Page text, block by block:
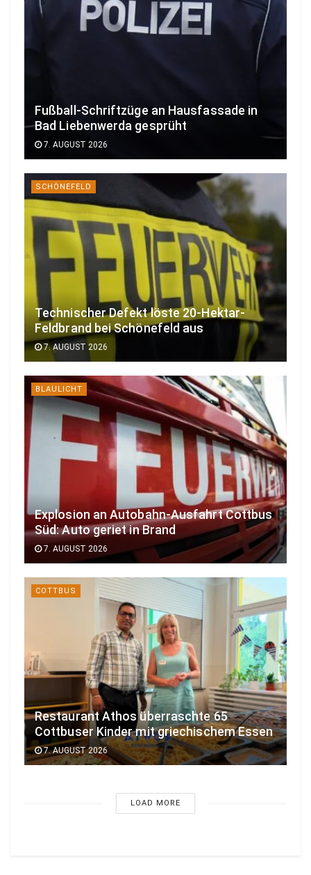
Fußball-Schriftzüge an Hausfassade in
Bad Liebenwerda gesprüht
7. AUGUST 2026
SCHÖNEFELD
Technischer Defekt löste 20-Hektar-
Feldbrand bei Schönefeld aus
7. AUGUST 2026
BLAULICHT
Explosion an Autobahn-Ausfahrt Cottbus
Süd: Auto geriet in Brand
7. AUGUST 2026
COTTBUS
Restaurant Athos überraschte 65
Cottbuser Kinder mit griechischem Essen
7. AUGUST 2026
LOAD MORE